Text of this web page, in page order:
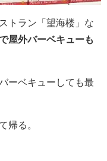
トラン「望海楼」な
屋外バーベキューも
ーベキューしても最
帰る。